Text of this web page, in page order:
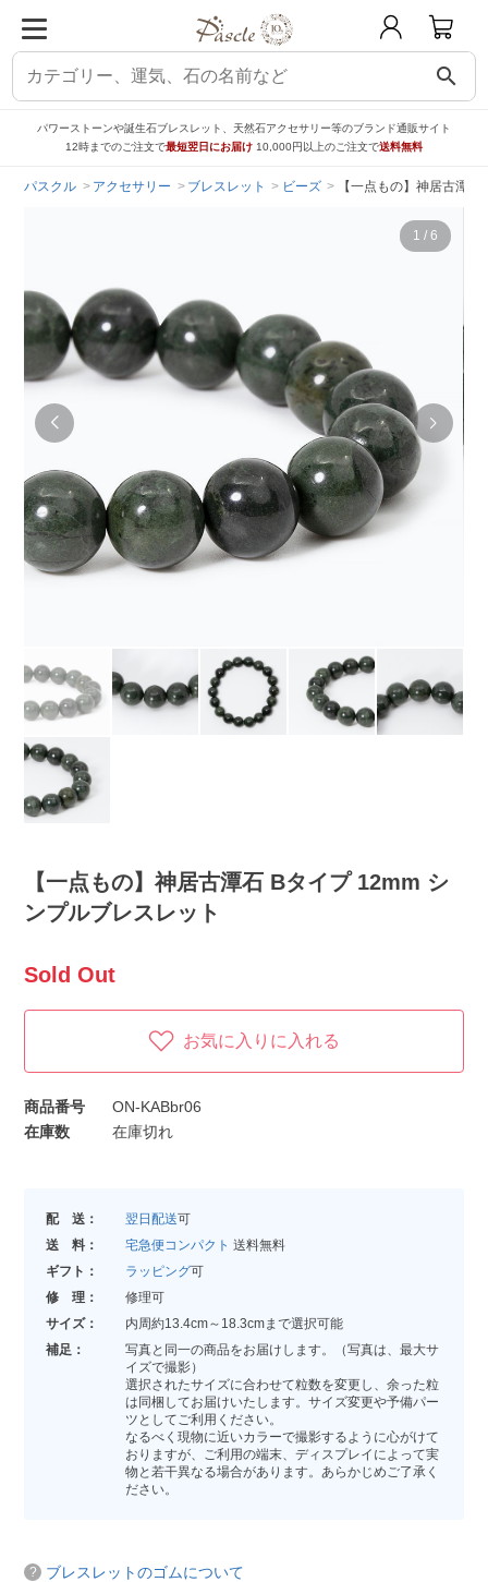
search
パワーストーンや誕生石ブレスレット、天然石アクセサリー等のブランド通販サイト
12時までのご注文で最短翌日にお届け 10,000円以上のご注文で送料無料
パスクル アクセサリー ブレスレット ビーズ 【一点もの】神居古潭
1 / 6
【一点もの】神居古潭石 Bタイプ 12mm シ
ンプルブレスレット
Sold Out
お気に入りに入れる
商品番号
ON-KABbr06
在庫数
在庫切れ
配 送： 翌日配送可
送 料：
宅急便コンパクト 送料無料
ギフト：
ラッピング可
修 理：
修理可
サイズ：
内周約13.4cm～18.3cmまで選択可能
補足：
写真と同一の商品をお届けします。（写真は、最大サ
イズで撮影）
選択されたサイズに合わせて粒数を変更し、余った粒
は同梱してお届けいたします。サイズ変更や予備パー
ツとしてご利用ください。
なるべく現物に近いカラーで撮影するように心がけて
おりますが、ご利用の端末、ディスプレイによって実
物と若干異なる場合があります。あらかじめご了承く
ださい。
ブレスレットのゴムについて